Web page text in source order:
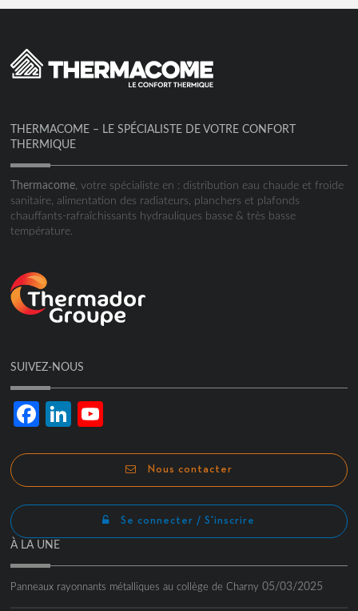
THERMACOME – LE SPÉCIALISTE DE VOTRE CONFORT
THERMIQUE
Thermacome, votre spécialiste en : distribution eau chaude et froide
sanitaire, alimentation des radiateurs, planchers et plafonds
chauffants-rafraîchissants hydrauliques basse & très basse
température.
SUIVEZ-NOUS
FacebookLinkedIn
Nous contacter
Se connecter / S'inscrire
À LA UNE
Panneaux rayonnants métalliques au collège de Charny 05/03/2025